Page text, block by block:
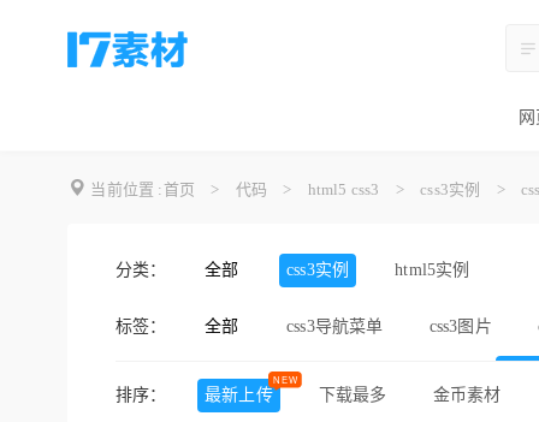
当前位置 :首页 > 代码 > html5 css3 > css3实例 >
分类： 全部 css3实例 html5实例
标签： 全部 css3导航菜单 css3图片
css3投影
排序： 最新上传 下载最多 金币素材